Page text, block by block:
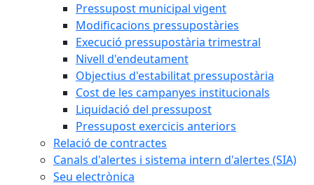
Pressupost municipal vigent
Modificacions pressupostàries
Execució pressupostària trimestral
Nivell d'endeutament
Objectius d'estabilitat pressupostària
Cost de les campanyes institucionals
Liquidació del pressupost
Pressupost exercicis anteriors
Relació de contractes
Canals d'alertes i sistema intern d'alertes (SIA)
Seu electrònica